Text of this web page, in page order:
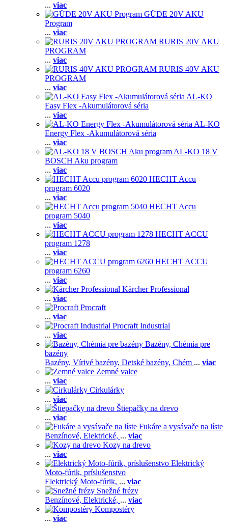
... viac
GÜDE 20V AKU
Program
... viac
RURIS 20V AKU
PROGRAM
... viac
RURIS 40V AKU
PROGRAM
... viac
AL-KO
Easy Flex -Akumulátorová séria
... viac
AL-KO
Energy Flex -Akumulátorová séria
... viac
AL-KO 18 V
BOSCH Aku program
... viac
HECHT Accu
program 6020
... viac
HECHT Accu
program 5040
... viac
HECHT ACCU
program 1278
... viac
HECHT ACCU
program 6260
... viac
Kärcher Professional
... viac
Procraft
... viac
Procraft Industrial
... viac
Bazény, Chémia pre
bazény
Bazény, Vírivé bazény, Detské bazény, Chém ... viac
Zemné valce
... viac
Cirkulárky
... viac
Štiepačky na drevo
... viac
Fukáre a vysávače na líste
Benzínové, Elektrické, ... viac
Kozy na drevo
... viac
Elektrický
Moto-fúrik, príslušenstvo
Elektrický Moto-fúrik, ... viac
Snežné frézy
Benzínové, Elektrické, ... viac
Kompostéry
... viac